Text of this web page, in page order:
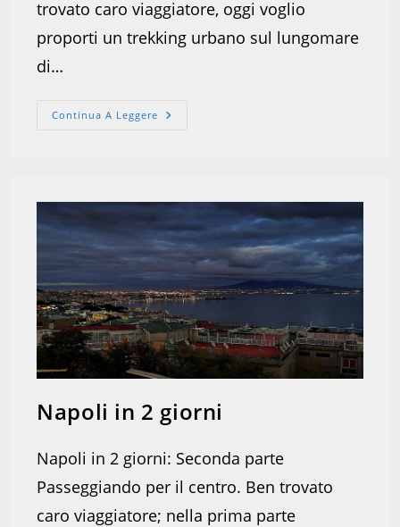
trovato caro viaggiatore, oggi voglio
proporti un trekking urbano sul lungomare
di…
Continua A Leggere Trekking
Napoli in 2 giorni
Napoli in 2 giorni: Seconda parte
Passeggiando per il centro. Ben trovato
caro viaggiatore; nella prima parte